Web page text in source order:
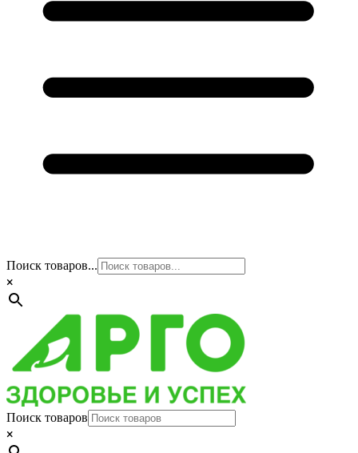
Поиск товаров...
×
Поиск товаров
×